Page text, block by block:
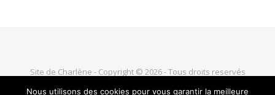
Site de Charlène - Copyright © 2026 - Tous droits reservés
Nous utilisons des cookies pour vous garantir la meilleure